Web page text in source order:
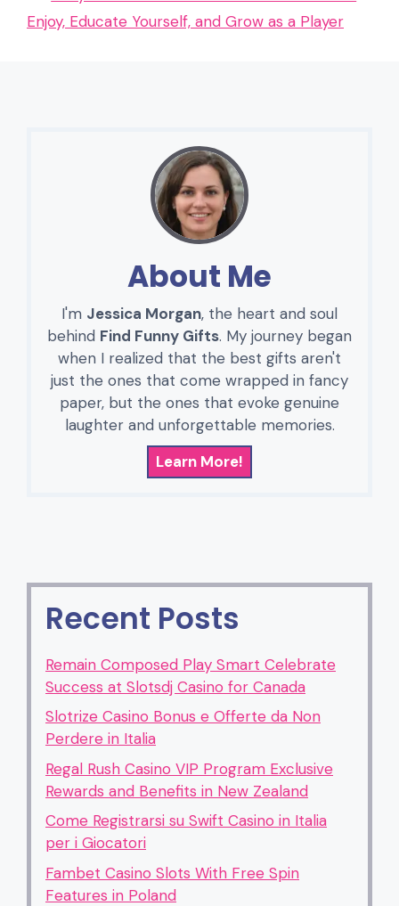
Enjoy, Educate Yourself, and Grow as a Player
About Me
I'm Jessica Morgan, the heart and soul
behind Find Funny Gifts. My journey began
when I realized that the best gifts aren't
just the ones that come wrapped in fancy
paper, but the ones that evoke genuine
laughter and unforgettable memories.
Learn More!
Recent Posts
Remain Composed Play Smart Celebrate
Success at Slotsdj Casino for Canada
Slotrize Casino Bonus e Offerte da Non
Perdere in Italia
Regal Rush Casino VIP Program Exclusive
Rewards and Benefits in New Zealand
Come Registrarsi su Swift Casino in Italia
per i Giocatori
Fambet Casino Slots With Free Spin
Features in Poland